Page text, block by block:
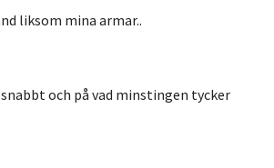
liksom mina armar..
och på vad minstingen tycker